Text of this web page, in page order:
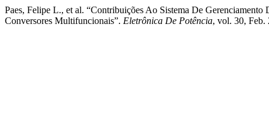
Paes, Felipe L., et al. “Contribuições Ao Sistema De
Conversores Multifuncionais”. Eletrônica De Potência, vol. 30, Feb.